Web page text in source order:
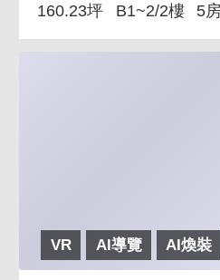
160.23坪 B1~2/2樓 5
VR AI導覽 AI煥裝